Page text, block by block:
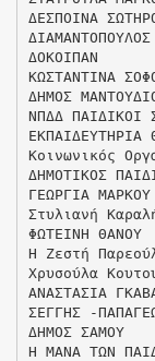
ΔΕΣΠΟΙΝΑ
ΔΟΚΟΙΠΑΝ
ΚΩΣΤΑΝΤΙΝΑ
ΔΗΜΟΣ
ΝΠΔΔ ΠΑΙΔΙΚΟΙ
ΕΚΠΑΙΔΕΥΤΗΡΙΑ
Κοινωνικός
ΔΗΜΟΤΙΚΟΣ
ΓΕΩΡΓΙΑ ΜΑΡΚΟΥ
Στυλιανή
ΦΩΤΕΙΝΗ ΘΑΝΟΥ
Η Ζεστή
Χρυσούλα
ΑΝΑΣΤΑΣΙΑ
ΣΕΓΓΗΣ -
ΔΗΜΟΣ ΣΑΜΟΥ
Η ΜΑΝΑ ΤΩΝ